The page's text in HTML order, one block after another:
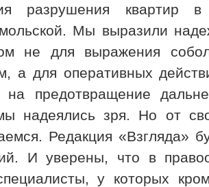
разрушения
Мы выразили
не для выражения
а для оперативных
на предотвращение
надеялись зря. Но от
Редакция «Взгляда»
И уверены, что в
у которых